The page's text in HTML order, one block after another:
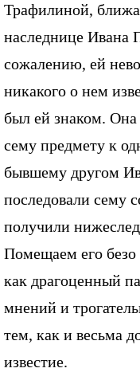
Трафилиной,
наследнице Ивана
сожалению, ей
никакого о нем
был ей знаком. Она
сему предмету к
бывшему другом
последовали сему
получили
Помещаем его
как драгоценный
мнений и
тем, как и весьма
известие.